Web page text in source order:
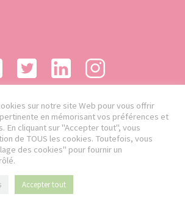
sur notre site Web pour vous offrir
en mémorisant vos préférences et
En cliquant sur "Accepter tout", vous
de TOUS les cookies. Toutefois, vous
des cookies" pour fournir un
Accepter tout